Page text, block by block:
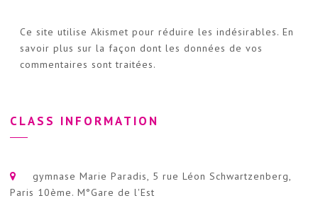
Ce site utilise Akismet pour réduire les indésirables. En
savoir plus sur la façon dont les données de vos
commentaires sont traitées.
CLASS INFORMATION
gymnase Marie Paradis, 5 rue Léon Schwartzenberg,
Paris 10ème. M°Gare de l'Est